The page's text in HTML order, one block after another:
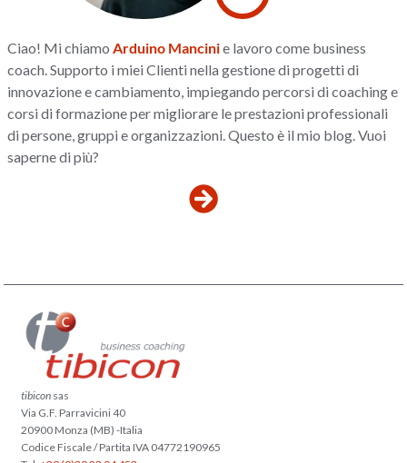
Ciao! Mi chiamo Arduino Mancinie lavoro come business
coach. Supporto i miei Clienti nella gestione di progetti di
innovazione e cambiamento, impiegando percorsi di coaching e
corsi di formazione per migliorare le prestazioni professionali
di persone, gruppi e organizzazioni. Questo è il mio blog. Vuoi
saperne di più?
tibicon sas
Via G.F. Parravicini 40
20900 Monza (MB) -Italia
Codice Fiscale / Partita IVA 04772190965